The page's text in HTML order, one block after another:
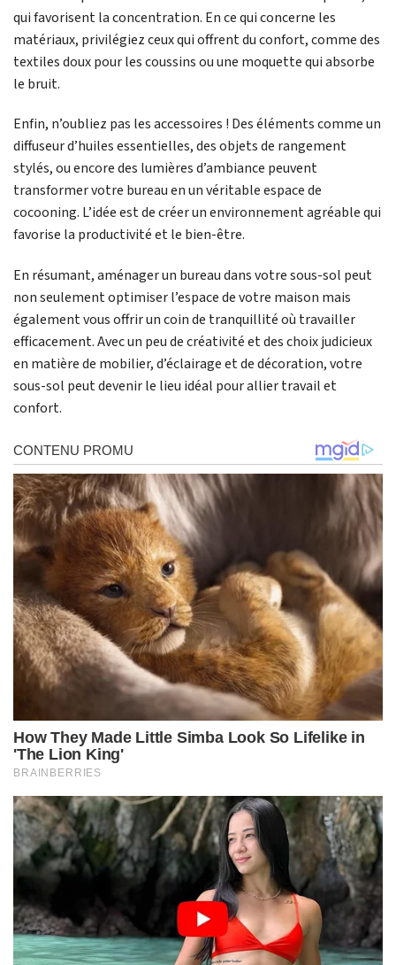
qui favorisent la concentration. En ce qui concerne les
matériaux, privilégiez ceux qui offrent du confort, comme des
textiles doux pour les coussins ou une moquette qui absorbe
le bruit.
Enfin, n’oubliez pas les accessoires ! Des éléments comme un
diffuseur d’huiles essentielles, des objets de rangement
stylés, ou encore des lumières d’ambiance peuvent
transformer votre bureau en un véritable espace de
cocooning. L’idée est de créer un environnement agréable qui
favorise la productivité et le bien-être.
En résumant, aménager un bureau dans votre sous-sol peut
non seulement optimiser l’espace de votre maison mais
également vous offrir un coin de tranquillité où travailler
efficacement. Avec un peu de créativité et des choix judicieux
en matière de mobilier, d’éclairage et de décoration, votre
sous-sol peut devenir le lieu idéal pour allier travail et
confort.